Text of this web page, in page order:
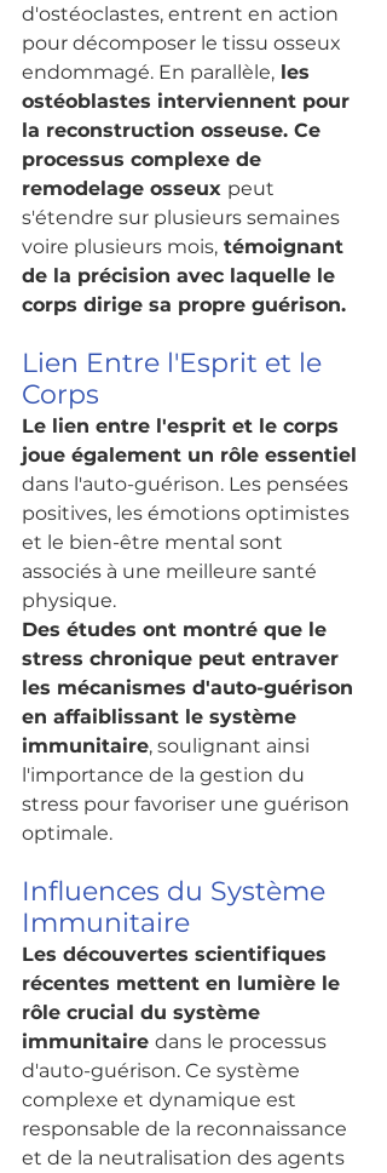
d'ostéoclastes, entrent en action
pour décomposer le tissu osseux
endommagé. En parallèle, les
ostéoblastes interviennent pour
la reconstruction osseuse. Ce
processus complexe de
remodelage osseux peut
s'étendre sur plusieurs semaines
voire plusieurs mois, témoignant
de la précision avec laquelle le
corps dirige sa propre guérison.
Lien Entre l'Esprit et le
Corps
Le lien entre l'esprit et le corps
joue également un rôle essentiel
dans l'auto-guérison. Les pensées
positives, les émotions optimistes
et le bien-être mental sont
associés à une meilleure santé
physique.
Des études ont montré que le
stress chronique peut entraver
les mécanismes d'auto-guérison
en affaiblissant le système
immunitaire, soulignant ainsi
l'importance de la gestion du
stress pour favoriser une guérison
optimale.
Influences du Système
Immunitaire
Les découvertes scientifiques
récentes mettent en lumière le
rôle crucial du système
immunitaire dans le processus
d'auto-guérison. Ce système
complexe et dynamique est
responsable de la reconnaissance
et de la neutralisation des agents